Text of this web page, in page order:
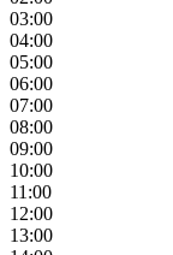
03:00
04:00
05:00
06:00
07:00
08:00
09:00
10:00
11:00
12:00
13:00